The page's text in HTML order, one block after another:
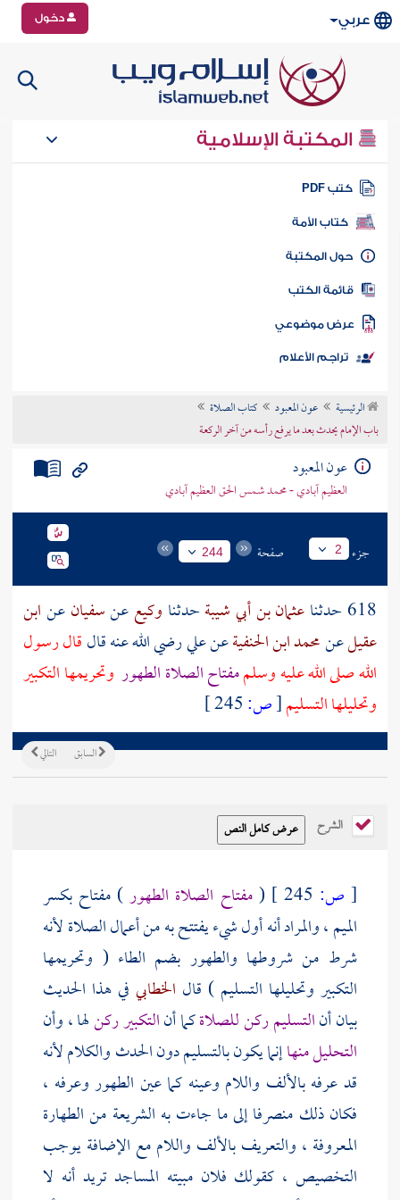
عربي دخول
المكتبة الإسلامية
كتب PDF
كتاب الأمة
المكتبة
الكتب
موضوعي
تراجم الأعلام
الرئيسية عون المعبود
كتاب الصلاة
باب الإمام يحدث بعد ما يرفع رأسه من آخر الركعة
عون المعبود
العظيم آبادي - محمد شمس الحق العظيم آبادي
جزء 2 صفحة 244
618 حدثنا عثمان بن أبي شيبةحدثنا وكيععنسفيانعنابن
عقيلعنمحمد ابن الحنفيةعنعليرضي الله عنه قالقال رسول
الله صلى الله عليه وسلممفتاح الصلاة الطهور وتحريمها التكبير
وتحليلها التسليم[ص:
التالي السابق
الشرح
[ ص: (مفتاح الصلاة الطهور) مفتاح بكسر
الميم ، والمراد أنه أول شيء يفتتح به من أعمال الصلاة لأنه
شرط من شروطها والطهور بضم الطاء ( وتحريمها
التكبير وتحليلها التسليم ) قال الخطابي في هذا الحديث
بيان أنالتسليم ركن للصلاةكما أنالتكبير ركنلها ، وأن
التحليل منهاإنما يكون بالتسليم دون الحدث والكلام لأنه
قد عرفه بالألف واللام وعينه كما عين الطهور وعرفه ،
فكان ذلك منصرفا إلى ما جاءت به الشريعة من الطهارة
المعروفة ، والتعريف بالألف واللام مع الإضافة يوجب
التخصيص ، كقولك فلان مبيته المساجد تريد أنه لا